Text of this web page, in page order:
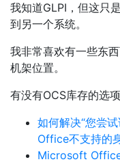
我知道GLPI，但这只
到另一个系统。
我非常喜欢有一些东
机架位置。
有没有OCS库存的选
如何解决“您尝
Office不支持的
Microsoft